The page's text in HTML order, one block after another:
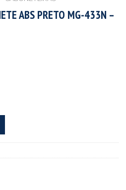
ABS PRETO MG-433N –